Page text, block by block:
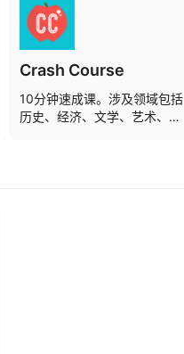
Crash Course
10分钟速成课。涉及领域包括
历史、经济、文学、艺术、工